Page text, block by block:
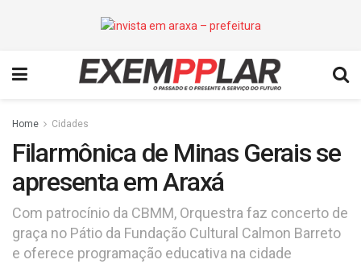
Home Cidades
Filarmônica de Minas Gerais se
apresenta em Araxá
Com patrocínio da CBMM, Orquestra faz concerto de
graça no Pátio da Fundação Cultural Calmon Barreto
e oferece programação educativa na cidade